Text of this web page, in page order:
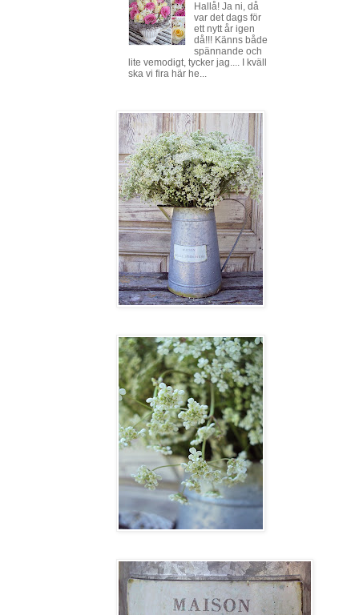
Hallå! Ja ni, då
var det dags för
ett nytt år igen
då!!! Känns både
spännande och
lite vemodigt, tycker jag.... I kväll
ska vi fira här he...